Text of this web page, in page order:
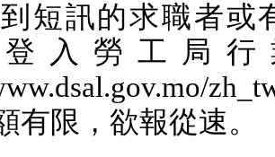
短訊的求職者或
入勞工局
有限，欲報從速。